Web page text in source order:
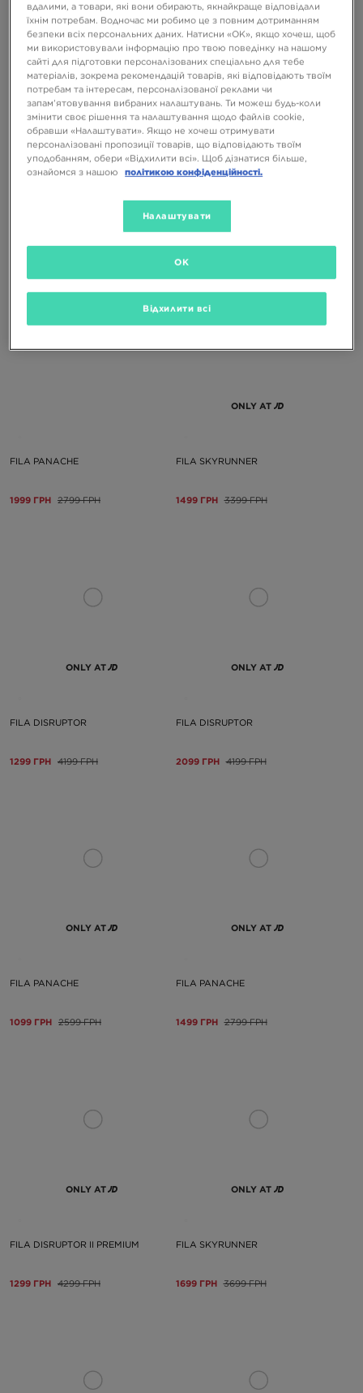
FILA DISRUPTOR
FILA PANACHE
1999 ГРН 2799 ГРН
ONLY AT
FILA SKYRUNNER
1499 ГРН 3399 ГРН
ONLY AT
FILA DISRUPTOR
1299 ГРН 4199 ГРН
ONLY AT
FILA DISRUPTOR
2099 ГРН 4199 ГРН
ONLY AT
FILA PANACHE
1099 ГРН 2599 ГРН
ONLY AT
FILA PANACHE
1499 ГРН 2799 ГРН
ONLY AT
FILA DISRUPTOR II PREMIUM
1299 ГРН 4299 ГРН
ONLY AT
FILA SKYRUNNER
1699 ГРН 3699 ГРН
вдалими, а товари, які вони обирають, якнайкраще відповідали
їхнім потребам. Водночас ми робимо це з повним дотриманням
безпеки всіх персональних даних. Натисни «OK», якщо хочеш, щоб
ми використовували інформацію про твою поведінку на нашому
сайті для підготовки персоналізованих спеціально для тебе
матеріалів, зокрема рекомендацій товарів, які відповідають твоїм
потребам та інтересам, персоналізованої реклами чи
запам’ятовування вибраних налаштувань. Ти можеш будь-коли
змінити своє рішення та налаштування щодо файлів cookie,
обравши «Налаштувати». Якщо не хочеш отримувати
персоналізовані пропозиції товарів, що відповідають твоїм
уподобанням, обери «Відхилити всі». Щоб дізнатися більше,
ознайомся з нашою
політикою конфіденційності.
Налаштувати
Відхилити всі
OK